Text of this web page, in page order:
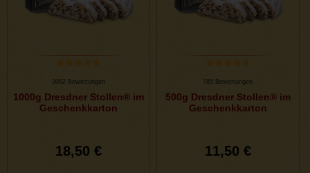
3002 Bewertungen
1000g Dresdner Stollen® im
Geschenkkarton
18,50 €
785 Bewertungen
500g Dresdner Stollen® im
Geschenkkarton
11,50 €